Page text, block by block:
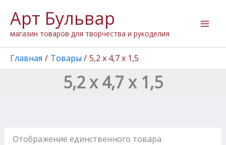
содержимому
Арт Бульвар
магазин товаров для творчества и рукоделия
Главная Товары 5,2 х 4,7 х 1,5
5,2 х 4,7 х 1,5
Отображение единственного товара